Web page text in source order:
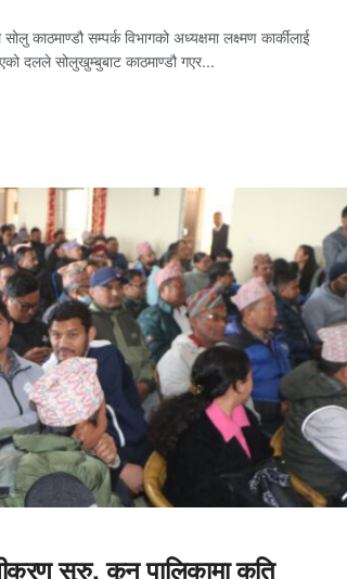
काठमाण्डौ सम्पर्क विभागको अध्यक्षमा लक्ष्मण कार्कीलाई
दलले सोलुखुम्बुबाट काठमाण्डौ गएर...
सुरु, कुन पालिकामा कति